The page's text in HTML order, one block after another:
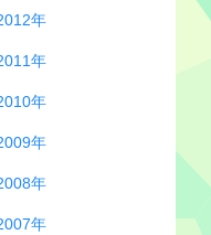
年
年
年
年
年
年